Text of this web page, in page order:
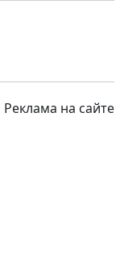
Реклама на сайте